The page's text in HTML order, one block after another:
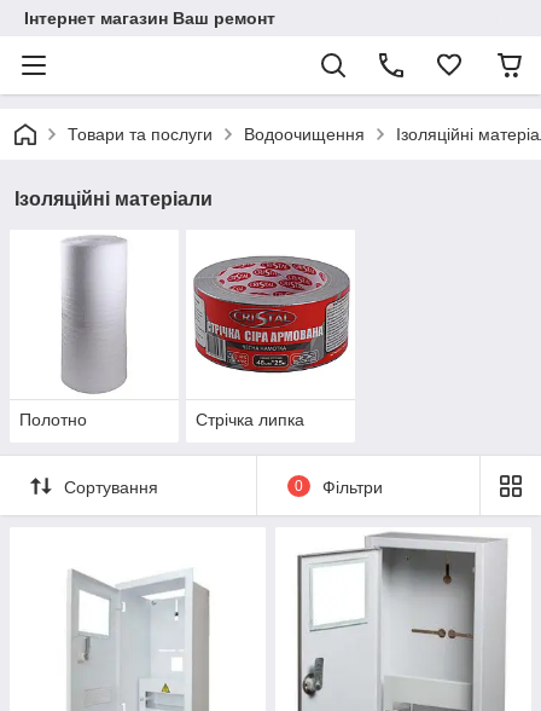
Інтернет магазин Ваш ремонт
Товари та послуги Водоочищення Ізоляційні
Ізоляційні матеріали
Полотно Стрічка липка
Сортування 0 Фільтри